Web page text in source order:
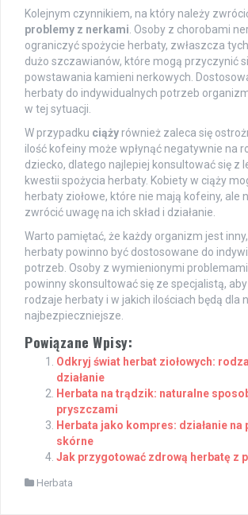
Kolejnym czynnikiem, na który należy
problemy z nerkami . Osoby z chorobami
ograniczyć spożycie herbaty, zwłaszcza
dużo szczawianów, które mogą przyczynić
powstawania kamieni nerkowych.
herbaty do indywidualnych potrzeb
w tej sytuacji.
W przypadku ciąży również zaleca się
ilość kofeiny może wpłynąć negatywnie na
dziecko, dlatego najlepiej konsultować się z
kwestii spożycia herbaty. Kobiety w ciąży
herbaty ziołowe, które nie mają kofeiny, ale
zwrócić uwagę na ich skład i działanie.
Warto pamiętać, że każdy organizm jest
herbaty powinno być dostosowane do
potrzeb. Osoby z wymienionymi
powinny skonsultować się ze specjalistą,
rodzaje herbaty i w jakich ilościach będą dla
najbezpieczniejsze.
Powiązane Wpisy:
Odkryj świat herbat ziołowych:
działanie
Herbata na trądzik: naturalne
pryszczami
Herbata jako kompres: działanie na
skórne
Jak przygotować zdrową herbatę z
Herbata